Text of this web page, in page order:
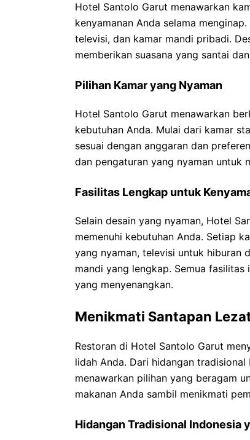
Hotel Santolo Garut menawarkan
kenyamanan Anda selama
televisi, dan kamar mandi pribadi.
memberikan suasana yang santai
Pilihan Kamar yang Nyaman
Hotel Santolo Garut menawarkan
kebutuhan Anda. Mulai dari kamar
sesuai dengan anggaran dan
dan pengaturan yang nyaman untuk
Fasilitas Lengkap untuk
Selain desain yang nyaman, Hotel
memenuhi kebutuhan Anda. Setiap
yang nyaman, televisi untuk hiburan
mandi yang lengkap. Semua
yang menyenangkan.
Menikmati Santapan
Restoran di Hotel Santolo Garut
lidah Anda. Dari hidangan
menawarkan pilihan yang beragam
makanan Anda sambil menikmati
Hidangan Tradisional Indonesia